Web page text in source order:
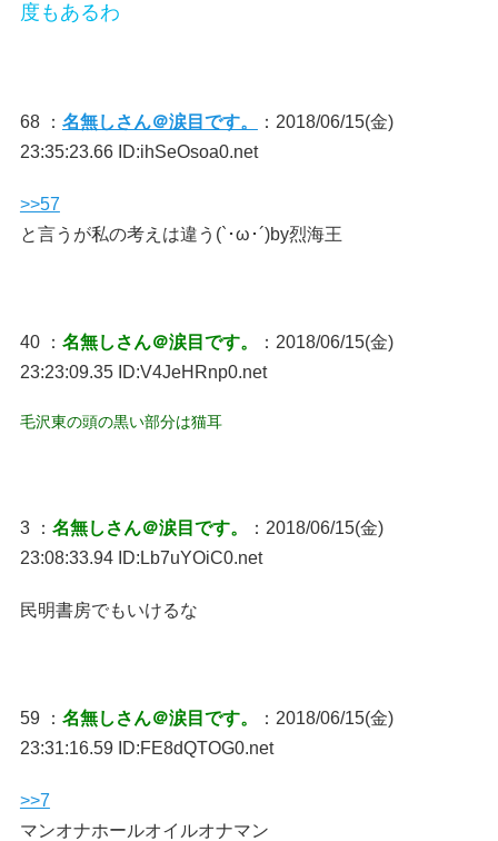
度もあるわ
68 ： 名無しさん＠涙目です。
：2018/06/15(金)
23:35:23.66 ID:ihSeOsoa0.net
>>57
と言うが私の考えは違う(`･ω･´)by烈海王
40 ： 名無しさん＠涙目です。
：2018/06/15(金)
23:23:09.35 ID:V4JeHRnp0.net
毛沢東の頭の黒い部分は猫耳
3 ： 名無しさん＠涙目です。
：2018/06/15(金)
23:08:33.94 ID:Lb7uYOiC0.net
民明書房でもいけるな
59 ： 名無しさん＠涙目です。
：2018/06/15(金)
23:31:16.59 ID:FE8dQTOG0.net
>>7
マンオナホールオイルオナマン